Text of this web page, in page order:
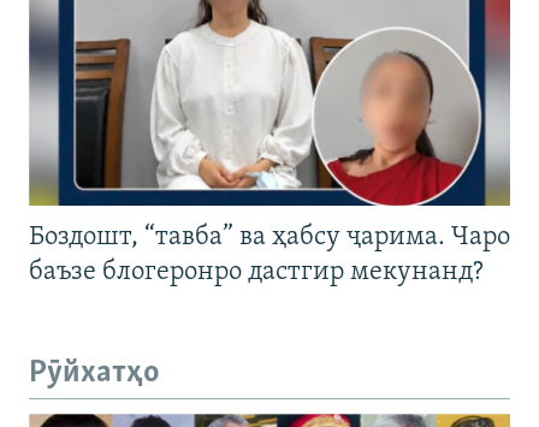
Боздошт, “тавба” ва ҳабсу ҷарима. Чаро
баъзе блогеронро дастгир мекунанд?
Рӯйхатҳо